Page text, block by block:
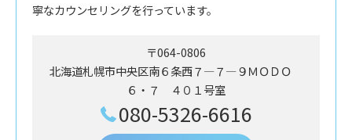
寧なカウンセリングを行っています。
〒064-0806
北海道札幌市中央区南６条西７―７―９ＭＯＤＯ
６・７ ４０１号室
080-5326-6616